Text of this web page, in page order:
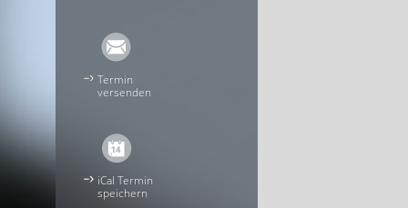
Termin
versenden
iCal Termin
speichern